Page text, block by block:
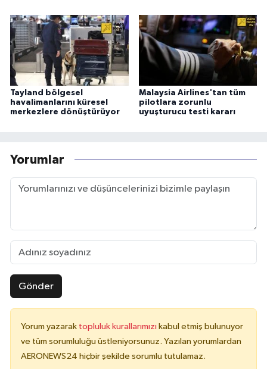
Tayland bölgesel
havalimanlarını küresel
merkezlere dönüştürüyor
Malaysia Airlines'tan tüm
pilotlara zorunlu
uyuşturucu testi kararı
Yorumlar
Gönder
Yorum yazarak topluluk kurallarımızı kabul etmiş bulunuyor
ve tüm sorumluluğu üstleniyorsunuz. Yazılan yorumlardan
AERONEWS24 hiçbir şekilde sorumlu tutulamaz.